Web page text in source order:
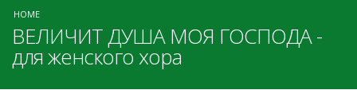
HOME
ВЕЛИЧИТ ДУША МОЯ ГОСПОДА -
для женского хора